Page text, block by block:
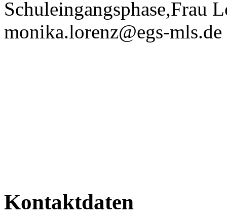
Schuleingangsphase,Frau
monika.lorenz@egs-mls.de
Kontaktdaten